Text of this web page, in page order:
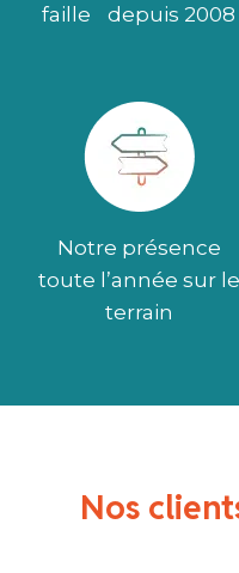
faille depuis 2008
Notre présence
toute l’année sur le
terrain
Nos